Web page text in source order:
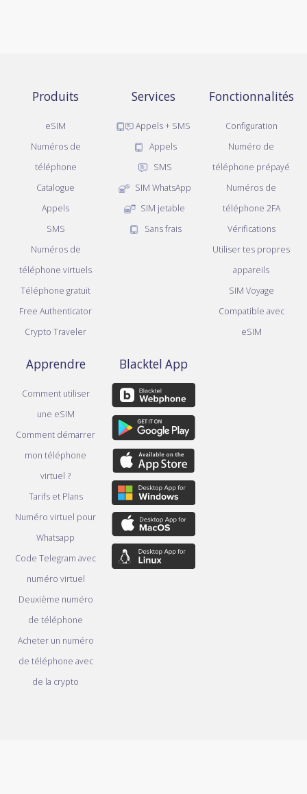
Produits
eSIM
Numéros de
téléphone
Catalogue
Appels
SMS
Numéros de
téléphone virtuels
Téléphone gratuit
Free Authenticator
Crypto Traveler
Services
Appels + SMS
Appels
SMS
SIM WhatsApp
SIM jetable
Sans frais
Fonctionnalités
Configuration
Numéro de
téléphone prépayé
Numéros de
téléphone 2FA
Vérifications
Utiliser tes propres
appareils
SIM Voyage
Compatible avec
eSIM
Apprendre
Comment utiliser
une eSIM
Comment démarrer
mon téléphone
virtuel ?
Tarifs et Plans
Numéro virtuel pour
Whatsapp
Code Telegram avec
numéro virtuel
Deuxième numéro
de téléphone
Acheter un numéro
de téléphone avec
de la crypto
Blacktel App